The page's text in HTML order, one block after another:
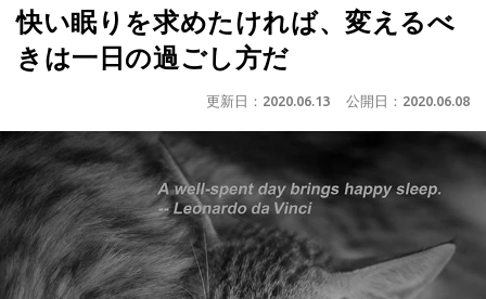
快い眠りを求めたければ、変えるべ
きは一日の過ごし方だ
更新日： 2020.06.13 公開日： 2020.06.08